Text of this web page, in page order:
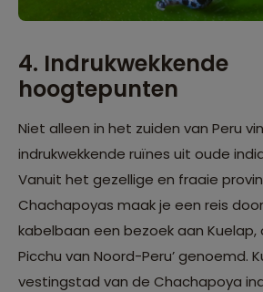
4. Indrukwekkende
hoogtepunten
Niet alleen in het zuiden van Peru
indrukwekkende ruïnes uit oude
Vanuit het gezellige en fraaie
Chachapoyas maak je een reis
kabelbaan een bezoek aan Kuelap,
Picchu van Noord-Peru’ genoemd.
vestingstad van de Chachapoya